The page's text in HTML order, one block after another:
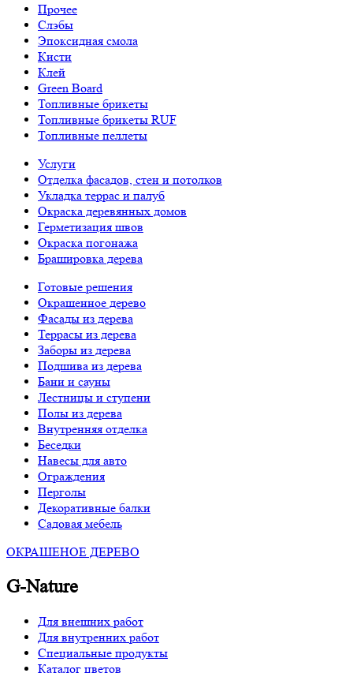
Прочее
Слэбы
Эпоксидная смола
Кисти
Клей
Green Board
Топливные брикеты
Топливные брикеты RUF
Топливные пеллеты
Услуги
Отделка фасадов, стен и потолков
Укладка террас и палуб
Окраска деревянных домов
Герметизация швов
Окраска погонажа
Брашировка дерева
Готовые решения
Окрашенное дерево
Фасады из дерева
Террасы из дерева
Заборы из дерева
Подшива из дерева
Бани и сауны
Лестницы и ступени
Полы из дерева
Внутренняя отделка
Беседки
Навесы для авто
Ограждения
Перголы
Декоративные балки
Садовая мебель
ОКРАШЕНОЕ ДЕРЕВО
G-Nature
Для внешних работ
Для внутренних работ
Специальные продукты
Каталог цветов